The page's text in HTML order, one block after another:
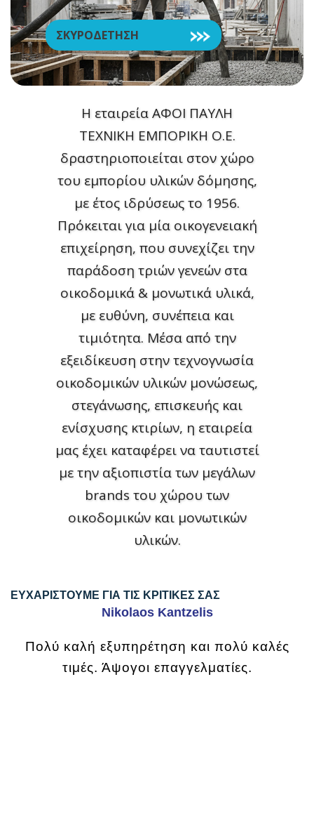
ΣΚΥΡΟΔΕΤΗΣΗ
Η εταιρεία ΑΦΟΙ ΠΑΥΛΗ
ΤΕΧΝΙΚΗ ΕΜΠΟΡΙΚΗ Ο.Ε.
δραστηριοποιείται στον χώρο
του εμπορίου υλικών δόμησης,
με έτος ιδρύσεως το 1956.
Πρόκειται για μία οικογενειακή
επιχείρηση, που συνεχίζει την
παράδοση τριών γενεών στα
οικοδομικά & μονωτικά υλικά,
με ευθύνη, συνέπεια και
τιμιότητα. Μέσα από την
εξειδίκευση στην τεχνογνωσία
οικοδομικών υλικών μονώσεως,
στεγάνωσης, επισκευής και
ενίσχυσης κτιρίων, η εταιρεία
μας έχει καταφέρει να ταυτιστεί
με την αξιοπιστία των μεγάλων
brands του χώρου των
οικοδομικών και μονωτικών
υλικών.
ΕΥΧΑΡΙΣΤΟΥΜΕ ΓΙΑ ΤΙΣ ΚΡΙΤΙΚΕΣ ΣΑΣ
Nikolaos Kantzelis
Πολύ καλή εξυπηρέτηση και πολύ καλές
τιμές. Άψογοι επαγγελματίες.